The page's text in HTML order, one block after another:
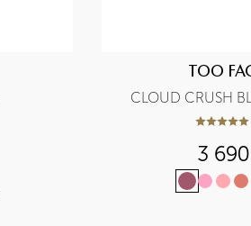
TOO
CLOUD CRUSH
5из 56
3 690